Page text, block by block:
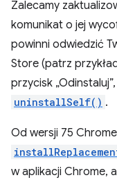
Zalecamy
komunikat o jej
powinni odwiedzić
Store (patrz
przycisk
uninstallSelf() .
Od wersji 75
w aplikacji Chrome,